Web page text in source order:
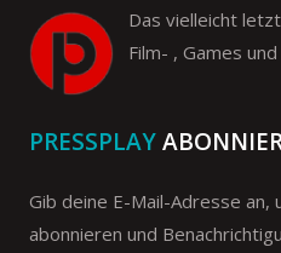
Das vielleicht
Film- , Games
PRESSPLAY
Gib deine E-Mail-Adresse an,
abonnieren und